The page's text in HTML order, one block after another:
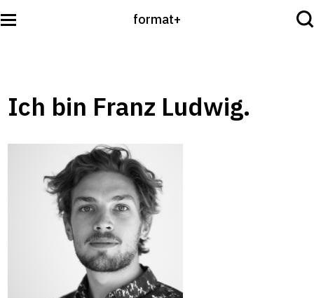
format+
Hören
International
Ich bin Franz Ludwig.